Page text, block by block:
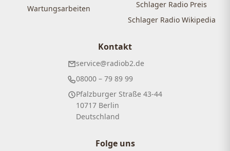
Wartungsarbeiten
Schlager Radio Preis
Schlager Radio Wikipedia
Kontakt
service@radiob2.de
08000 – 79 89 99
Pfalzburger Straße 43-44
10717 Berlin
Deutschland
Folge uns